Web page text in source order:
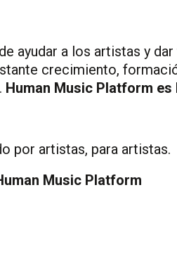
ayudar a los artistas y
crecimiento,
Human Music Platform
por artistas, para artistas.
Music Platform